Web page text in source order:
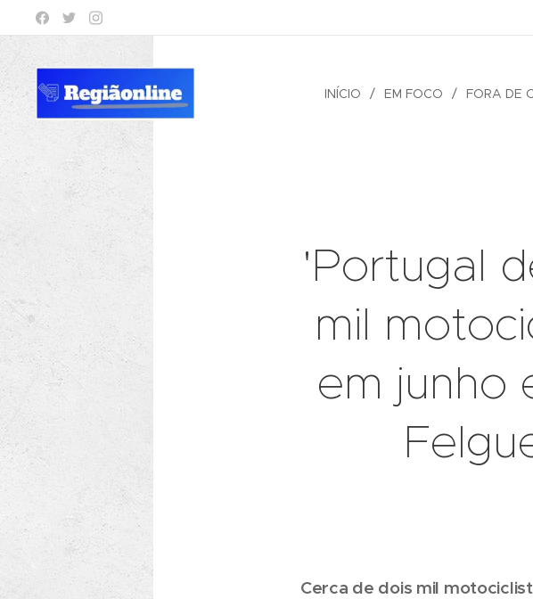
INÍCIO EM FOCO FORA DE
'Portugal
mil
em junho
Cerca de dois mil